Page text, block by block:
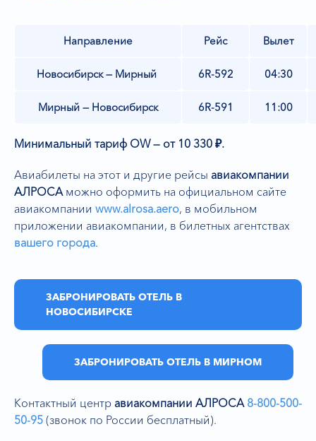
Направление Рейс Вылет
Новосибирск — Мирный 6R-592 04:30
Мирный — Новосибирск 6R-591 11:00
Минимальный тариф OW — от 10 330 ₽.
Авиабилеты на этот и другие рейсы авиакомпании
АЛРОСА можно оформить на официальном сайте
авиакомпании www.alrosa.aero, в мобильном
приложении авиакомпании, в билетных агентствах
вашего города.
ЗАБРОНИРОВАТЬ ОТЕЛЬ В
НОВОСИБИРСКЕ
ЗАБРОНИРОВАТЬ ОТЕЛЬ В МИРНОМ
Контактный центр авиакомпании АЛРОСА 8-800-500-
50-95 (звонок по России бесплатный).